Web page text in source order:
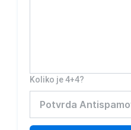
Koliko je 4+4?